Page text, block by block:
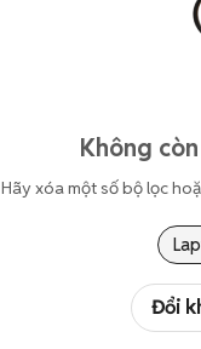
Không
Hãy xóa một số bộ lọc
Đổi